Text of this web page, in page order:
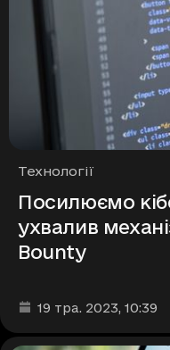
Рубрики
Технології
Посилюємо
ухвалив
Bounty
Дата та час публікації
19 тра. 2023, 10:39